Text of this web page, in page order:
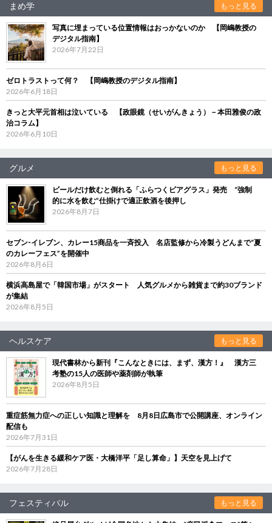
まめ学 もっと見る
写真に埋まっている位置情報はおっかないのか 【岡嶋教授の
デジタル指南】
2026年7月22日
ゼロトラストって何？ 【岡嶋教授のデジタル指南】
2026年6月18日
きっと大平元首相は泣いている 【政眼鏡（せいがんきょう）－本田雅俊の政
治コラム】
2026年6月10日
グルメ もっと見る
ビールだけ飲むと倒れる「ふらつくビアグラス」発売 “強制
的に水を飲む”仕掛けで適正飲酒を後押し
2026年8月7日
セブン‐イレブン、カレー15商品を一斉投入 名店監修から冷製うどんまで“夏
のカレーフェス”を開催中
2026年8月6日
横浜高島屋で「韓国市場」がスタート 人気グルメから雑貨まで約30ブランド
が集結
2026年8月5日
ヘルスケア もっと見る
現代書林から新刊『こんなときには、まず、漢方！』 漢方三
考塾の15人の医師や薬剤師が執筆
2026年8月5日
重症筋無力症への正しい知識と理解を 8月8日広島市で公開講座、オンライン
配信も
2026年7月31日
【がんを生きる緩和ケア医・大橋洋平「足し算命」】天空を見上げて
2026年7月28日
フェスティバル もっと見る